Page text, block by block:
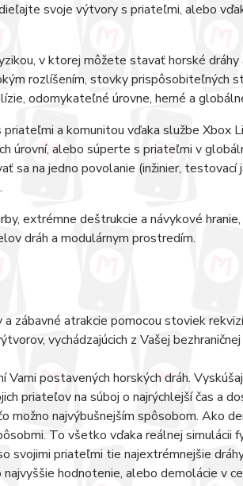
svoje výtvory s priateľmi, alebo
v ktorej môžete stavať horské
rozlíšením, stovky prispôsobiteľných
odomykateľné úrovne, herné a
a komunitou vďaka službe Xbox
úrovní, alebo súperte s priateľmi v
sa na jedno povolanie (inžinier,
extrémne deštrukcie a návykové
dráh a modulárnym prostredím.
zábavné atrakcie pomocou stoviek
vychádzajúcich z Vašej
postavených horských dráh.
priateľov na súboj o najrýchlejší čas a
možno najvýbušnejším spôsobom. Ako
To všetko vďaka reálnej simulácii
svojimi priateľmi tie najextrémnejšie
hodnotenie, alebo demolácie v